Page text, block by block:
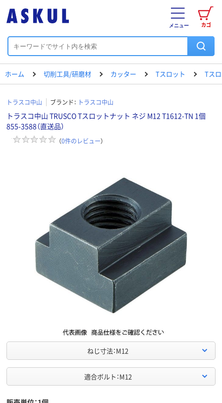
カゴ
メニュー
ホーム 切削工具/研磨材 カッター Tスロット Tスロ
トラスコ中山 ブランド： トラスコ中山
トラスコ中山 TRUSCO Tスロットナット ネジ M12 T1612-TN 1個
855-3588（直送品）
（0件のレビュー）
ねじ寸法：M12
適合ボルト：M12